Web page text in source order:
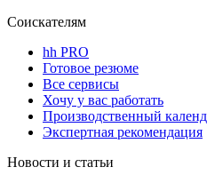
Соискателям
hh PRO
Готовое резюме
Все сервисы
Хочу у вас работать
Производственный
Экспертная рекомендация
Новости и статьи